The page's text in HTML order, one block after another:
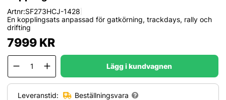
Artnr:SF273HCJ-1428
En kopplingsats anpassad för gatkörning, trackdays, rally och
drifting
7999KR
Lägg i kundvagnen
Leveranstid: Beställningsvara